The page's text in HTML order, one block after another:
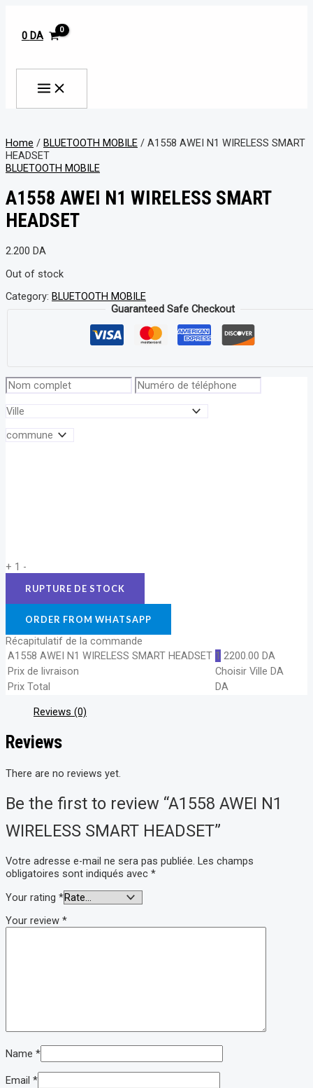
contenu
0 DA
Home / BLUETOOTH MOBILE / A1558 AWEI N1 WIRELESS SMART
HEADSET
BLUETOOTH MOBILE
A1558 AWEI N1 WIRELESS SMART
HEADSET
2.200 DA
Out of stock
Category: BLUETOOTH MOBILE
Guaranteed Safe Checkout
+ 1 -
ORDER FROM WHATSAPP
Récapitulatif de la commande
A1558 AWEI N1 WIRELESS SMART HEADSET 1 2200.00 DA
Prix de livraison
Choisir Ville DA
Prix Total
DA
Reviews (0)
Reviews
There are no reviews yet.
Be the first to review “A1558 AWEI N1
WIRELESS SMART HEADSET”
Votre adresse e-mail ne sera pas publiée. Les champs
obligatoires sont indiqués avec *
Your rating *
Your review *
Name *
Email *